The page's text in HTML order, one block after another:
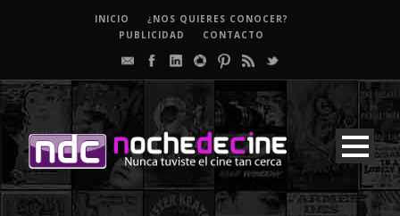
INICIO
¿NOS QUIERES CONOCER?
PUBLICIDAD
CONTACTO